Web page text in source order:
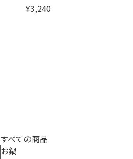
売
¥3,240
すべての商品
お鍋